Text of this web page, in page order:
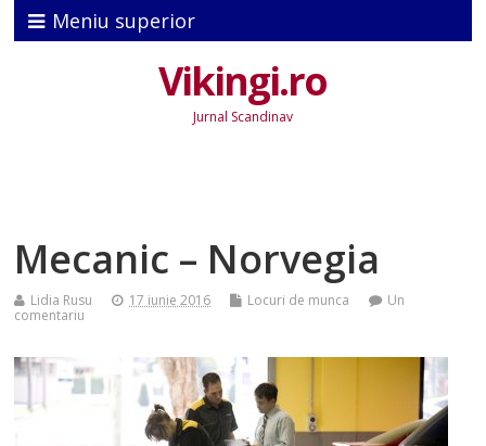
Meniu superior
Vikingi.ro
Jurnal Scandinav
Mecanic – Norvegia
Lidia Rusu 17 iunie 2016 Locuri de munca
Un
comentariu